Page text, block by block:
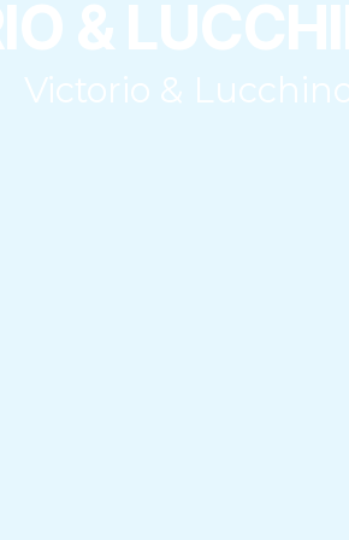
&
Victorio &